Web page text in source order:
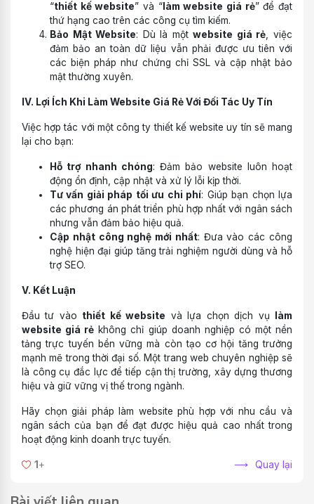
“thiết kế website” và “làm website giá rẻ” để đạt
thứ hạng cao trên các công cụ tìm kiếm.
Bảo Mật Website: Dù là mộtwebsite giá rẻ , việc
đảm bảo an toàn dữ liệu vẫn phải được ưu tiên với
các biện pháp như chứng chỉ SSL và cập nhật bảo
mật thường xuyên.
IV. Lợi Ích Khi Làm Website Giá Rẻ Với Đối Tác Uy Tín
Việc hợp tác với một công ty thiết kế website uy tín sẽ mang
lại cho bạn:
Hỗ trợ nhanh chóng: Đảm bảo website luôn hoạt
động ổn định, cập nhật và xử lý lỗi kịp thời.
Tư vấn giải pháp tối ưu chi phí: Giúp bạn chọn lựa
các phương án phát triển phù hợp nhất với ngân sách
nhưng vẫn đảm bảo hiệu quả.
Cập nhật công nghệ mới nhất: Đưa vào các công
nghệ hiện đại giúp tăng trải nghiệm người dùng và hỗ
trợ SEO.
V. Kết Luận
Đầu tư vào thiết kế website và lựa chọn dịch vụ
làm
website giá rẻ không chỉ giúp doanh nghiệp có một nền
tảng trực tuyến bền vững mà còn tạo cơ hội tăng trưởng
mạnh mẽ trong thời đại số. Một trang web chuyên nghiệp sẽ
là công cụ đắc lực để tiếp cận thị trường, xây dựng thương
hiệu và giữ vững vị thế trong ngành.
Hãy chọn giải pháp làm website phù hợp với nhu cầu và
ngân sách của bạn để đạt được hiệu quả cao nhất trong
hoạt động kinh doanh trực tuyến.
1 + Quay lại